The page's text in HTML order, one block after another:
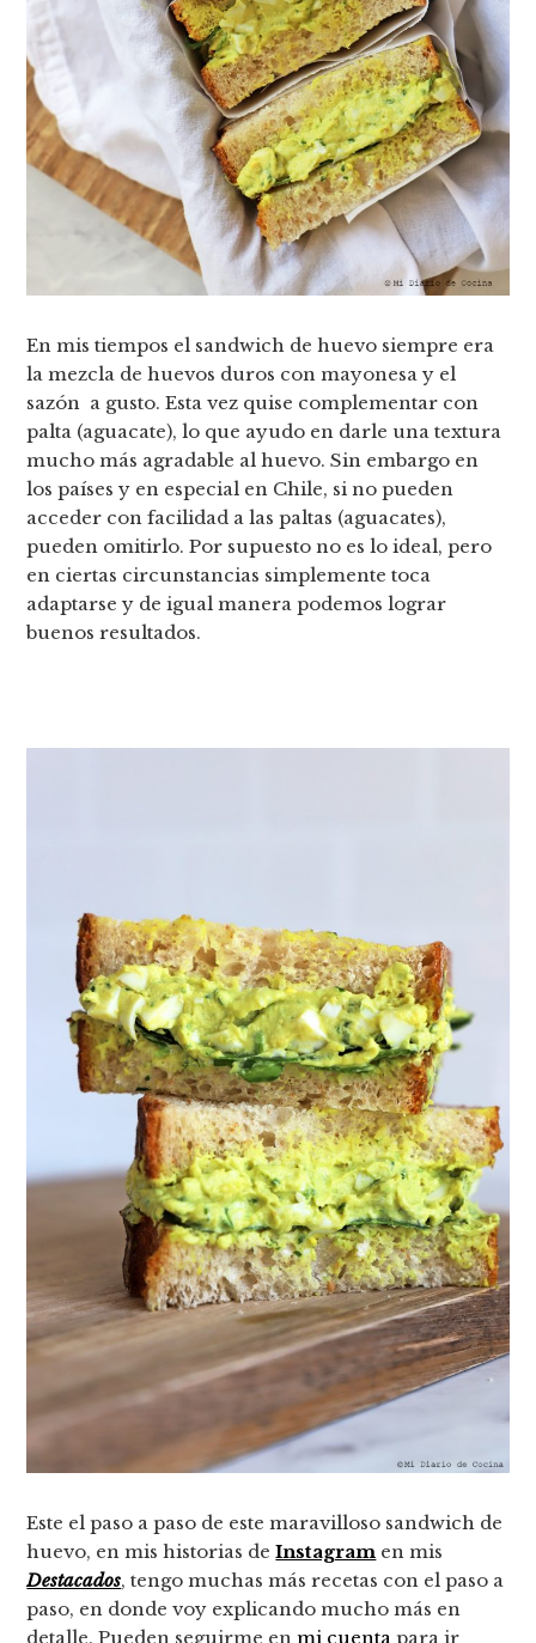
En mis tiempos el sandwich de huevo siempre era
la mezcla de huevos duros con mayonesa y el
sazón a gusto. Esta vez quise complementar con
palta (aguacate), lo que ayudo en darle una textura
mucho más agradable al huevo. Sin embargo en
los países y en especial en Chile, si no pueden
acceder con facilidad a las paltas (aguacates),
pueden omitirlo. Por supuesto no es lo ideal, pero
en ciertas circunstancias simplemente toca
adaptarse y de igual manera podemos lograr
buenos resultados.
Este el paso a paso de este maravilloso sandwich de
huevo, en mis historias deInstagram en mis
Destacados, tengo muchas más recetas con el paso a
paso, en donde voy explicando mucho más en
detalle. Pueden seguirme enmi cuenta para ir